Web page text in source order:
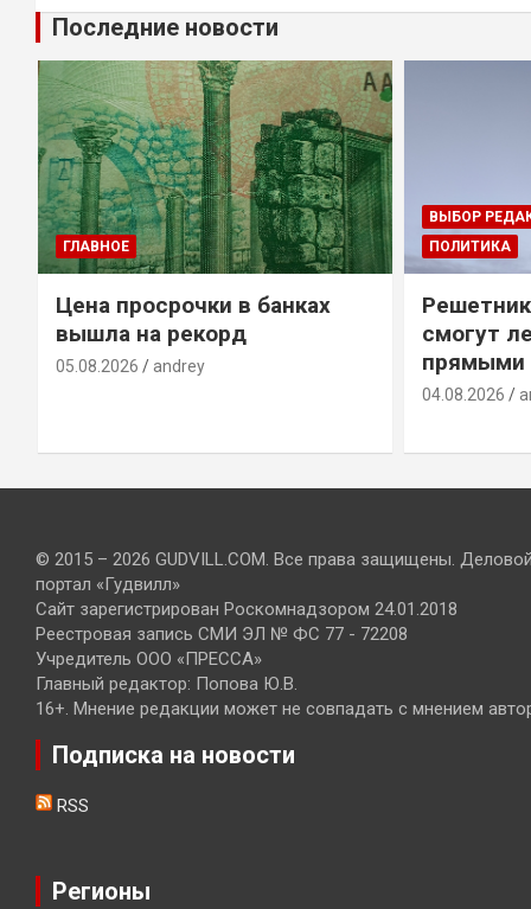
Последние новости
ВЫБОР РЕДАКЦИИ
ОБЩЕСТВО
ПОЛИТИКА
Решетников: россияне
смогут летать в 34 страны
прямыми рейсами
ГЛАВНОЕ
России
03.08.2026
© 2015 – 2026 GUDVILL.COM. Все права защищены.
портал «Гудвилл»
Сайт зарегистрирован Роскомнадзором 24.01.2018
Реестровая запись СМИ ЭЛ № ФС 77 - 72208
Учредитель ООО «ПРЕССА»
Главный редактор: Попова Ю.В.
16+. Мнение редакции может не совпадать с мнением
Подписка на новости
RSS
Регионы